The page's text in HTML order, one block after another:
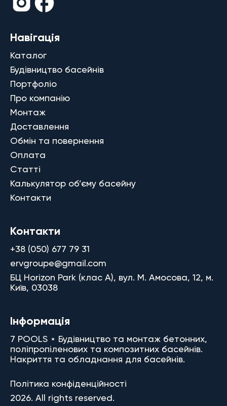
Навігація
Каталог
Будівництво басейнів
Портфоліо
Про компанію
Монтаж
Доставлення
Обмін та повернення
Оплата
Статті
Калькулятор об’єму басейну
Контакти
Контакти
+38 (050) 677 79 31
ervgroupe@gmail.com
БЦ Horizon Park (клас A), вул. М. Амосова, 12, м.
Київ, 03038
Інформація
7 POOLS ⋆ Будівництво та монтаж бетонних,
поліпропіленових та композитних басейнів.
Накриття та обладнання для басейнів.
Політика конфіденційності
2026. All rights reserved.